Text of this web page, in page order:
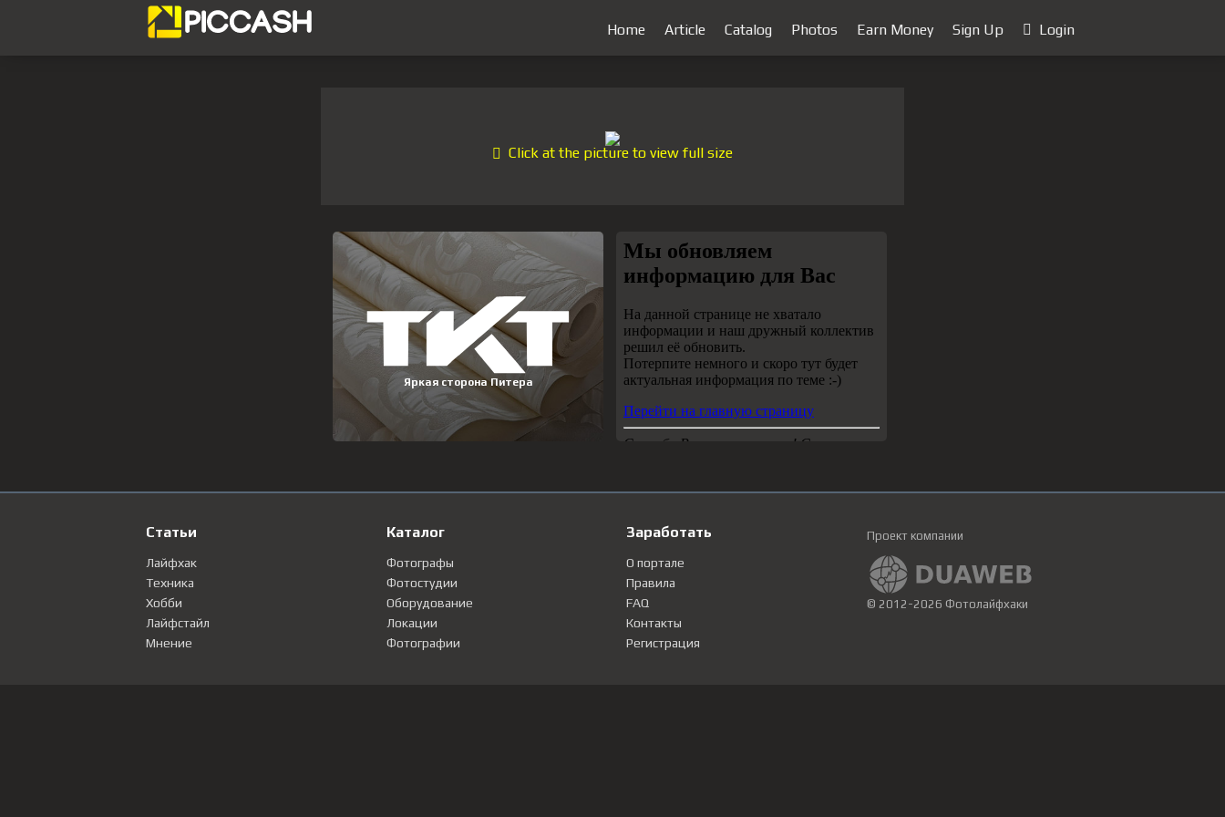
Home Article Catalog Photos Earn Money Sign Up Login
Click at the picture to view full size
Статьи
Лайфхак
Техника
Хобби
Лайфстайл
Мнение
Каталог
Фотографы
Фотостудии
Оборудование
Локации
Фотографии
Заработать
О портале
Правила
FAQ
Контакты
Регистрация
Проект компании
© 2012-2026 Фотолайфхаки